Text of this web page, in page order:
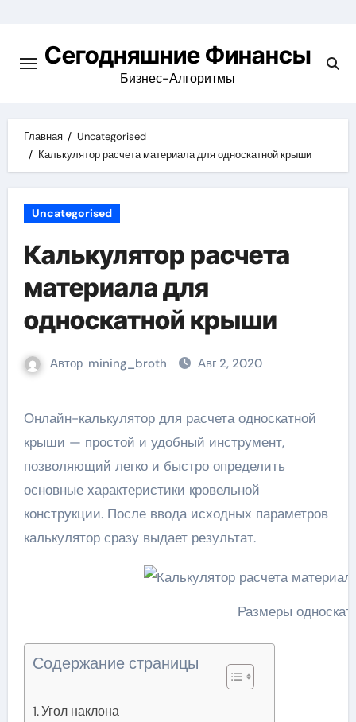
содержимомуСегодняшние Финансы
Бизнес-Алгоритмы
Главная
Uncategorised
Калькулятор расчета материала для односкатной крыши
Uncategorised
Калькулятор расчета
материала для
односкатной крыши
Автор mining_broth Авг 2, 2020
Онлайн-калькулятор для расчета односкатной
крыши — простой и удобный инструмент,
позволяющий легко и быстро определить
основные характеристики кровельной
конструкции. После ввода исходных параметров
калькулятор сразу выдает результат.
Размеры
Содержание страницы
Угол наклона